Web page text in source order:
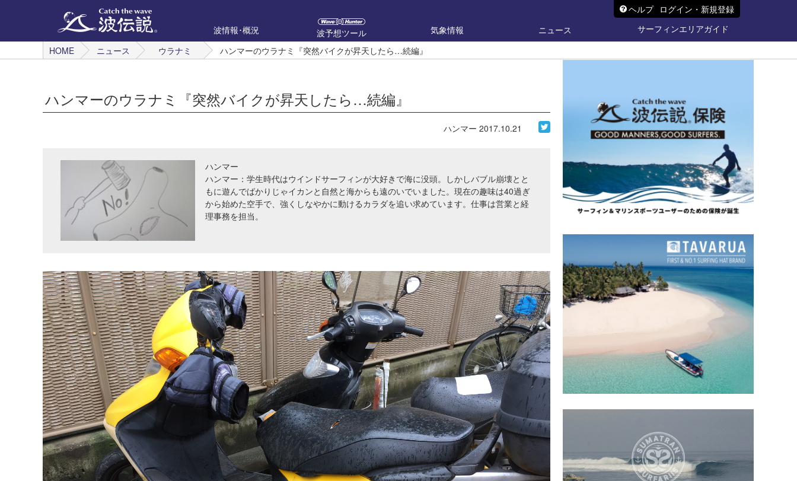
ヘルプ ログイン・新規登録
波情報･概況
波予想ツール 気象情報 ニュース
サーフィンエリアガイド
HOME
ニュース ウラナミ ハンマーのウラナミ『突然バイクが昇天したら…続編』
ハンマーのウラナミ『突然バイクが昇天したら…続編』
ハンマー 2017.10.21
ハンマー
ハンマー：学生時代はウインドサーフィンが大好きで海に没頭。しかしバブル崩壊とと
もに遊んでばかりじゃイカンと自然と海からも遠のいでいました。現在の趣味は40過ぎ
から始めた空手で、強くしなやかに動けるカラダを追い求めています。仕事は営業と経
理事務を担当。